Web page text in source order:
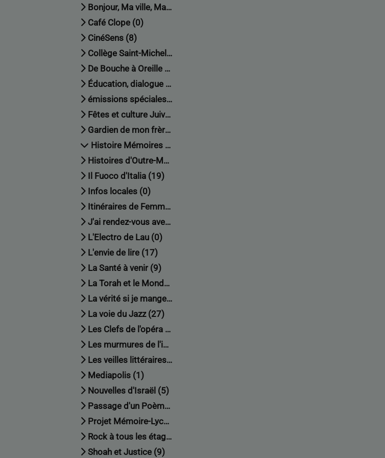
Bonjour, Ma ville, Ma région (64)
Café Clope (0)
CinéSens (8)
Collège Saint-Michel (0)
De Bouche à Oreille (0)
Éducation, dialogue interculturel et citoyenneté (18)
émissions spéciales (11)
Fêtes et culture Juive (52)
Gardien de mon frère (19)
Histoire Mémoires et Transmission (42)
Histoires d'Outre-Manche (11)
Il Fuoco d'Italia (19)
Infos locales (0)
Itinéraires de Femmes (13)
J'ai rendez-vous avec vous (11)
L'Electro de Lau (0)
L'envie de lire (17)
La Santé à venir (9)
La Torah et le Monde (0)
La vérité si je mange : Le retour (2)
La voie du Jazz (27)
Les Clefs de l'opéra (0)
Les murmures de l'info (4)
Les veilles littéraires (8)
Mediapolis (1)
Nouvelles d'Israël (5)
Passage d'un Poème (4)
Projet Mémoire-Lycée Charles de Gaulle (8)
Rock à tous les étages (4)
Shoah et Justice (9)